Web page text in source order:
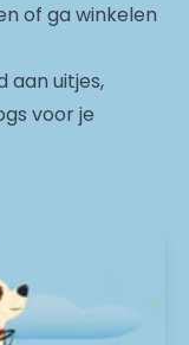
of ga winkelen
aan uitjes,
voor je